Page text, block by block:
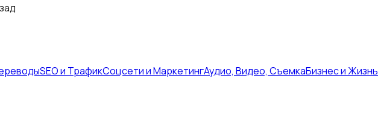
SEO и ТрафикСоцсети и МаркетингАудио, Видео, СъемкаБизнес и Жизнь